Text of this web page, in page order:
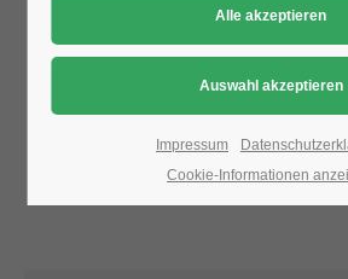
Get in touch
376-293 City Road, Suite 600
San Francisco, CA 94102
Impressum
Cookie-Informationen